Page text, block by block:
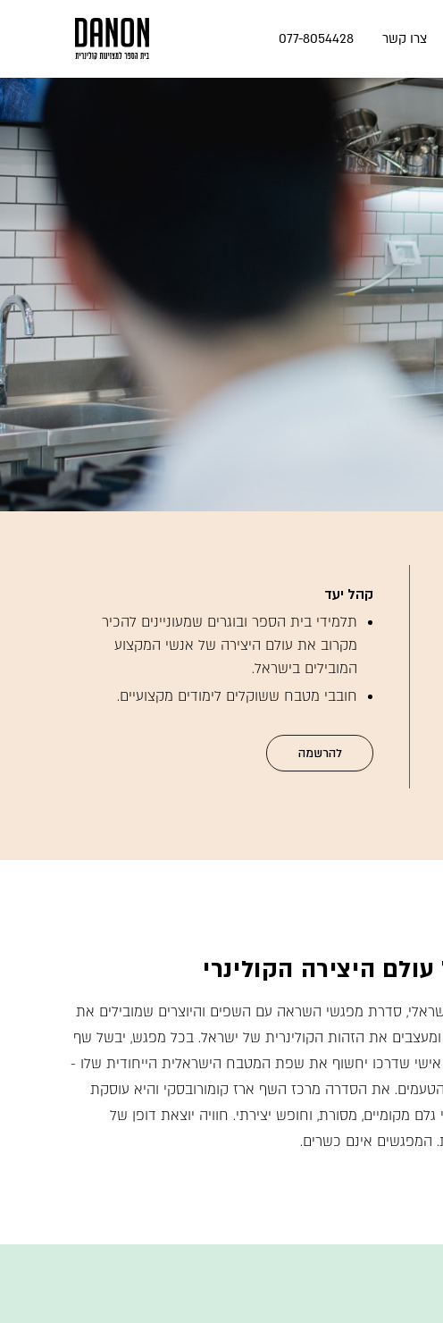
צרו קשר 077-8054428
קהל יעד
תלמידי בית הספר ובוגרים שמעוניינים להכיר
מקרוב את עולם היצירה של אנשי המקצוע
המובילים בישראל.
חובבי מטבח ששוקלים לימודים מקצועיים.
להרשמה
היצירה הקולינרי
סדרת מפגשי השראה עם השפים והיוצרים שמובילים את
את הזהות הקולינרית של ישראל. בכל מפגש, יבשל שף
שדרכו יחשוף את שפת המטבח הישראלית הייחודית שלו -
והטעמים. את הסדרה מרכז השף ארז קומורובסקי והיא עוסקת
גלם מקומיים, מסורת, וחופש יצירתי. חוויה יוצאת דופן של
המפגשים אינם כשרים.